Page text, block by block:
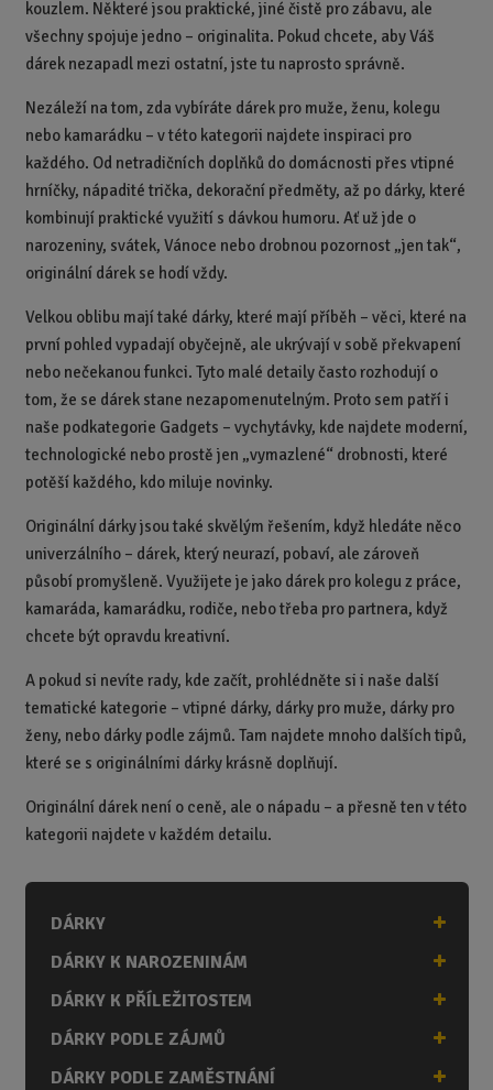
kouzlem. Některé jsou praktické, jiné čistě pro zábavu, ale
všechny spojuje jedno – originalita. Pokud chcete, aby Váš
dárek nezapadl mezi ostatní, jste tu naprosto správně.
Nezáleží na tom, zda vybíráte dárek pro muže, ženu, kolegu
nebo kamarádku – v této kategorii najdete inspiraci pro
každého. Od netradičních doplňků do domácnosti přes vtipné
hrníčky, nápadité trička, dekorační předměty, až po dárky, které
kombinují praktické využití s dávkou humoru. Ať už jde o
narozeniny, svátek, Vánoce nebo drobnou pozornost „jen tak“,
originální dárek se hodí vždy.
Velkou oblibu mají také dárky, které mají příběh – věci, které na
první pohled vypadají obyčejně, ale ukrývají v sobě překvapení
nebo nečekanou funkci. Tyto malé detaily často rozhodují o
tom, že se dárek stane nezapomenutelným. Proto sem patří i
naše podkategorie Gadgets – vychytávky, kde najdete moderní,
technologické nebo prostě jen „vymazlené“ drobnosti, které
potěší každého, kdo miluje novinky.
Originální dárky jsou také skvělým řešením, když hledáte něco
univerzálního – dárek, který neurazí, pobaví, ale zároveň
působí promyšleně. Využijete je jako dárek pro kolegu z práce,
kamaráda, kamarádku, rodiče, nebo třeba pro partnera, když
chcete být opravdu kreativní.
A pokud si nevíte rady, kde začít, prohlédněte si i naše další
tematické kategorie – vtipné dárky, dárky pro muže, dárky pro
ženy, nebo dárky podle zájmů. Tam najdete mnoho dalších tipů,
které se s originálními dárky krásně doplňují.
Originální dárek není o ceně, ale o nápadu – a přesně ten v této
kategorii najdete v každém detailu.
DÁRKY
DÁRKY K NAROZENINÁM
DÁRKY K PŘÍLEŽITOSTEM
DÁRKY PODLE ZÁJMŮ
DÁRKY PODLE ZAMĚSTNÁNÍ